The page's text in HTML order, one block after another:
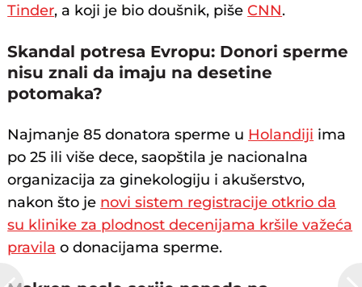
Tinder, a koji je bio doušnik, pišeCNN.
Skandal potresa Evropu: Donori sperme
nisu znali da imaju na desetine
potomaka?
Najmanje 85 donatora sperme u Holandiji ima
po 25 ili više dece, saopštila je nacionalna
organizacija za ginekologiju i akušerstvo,
nakon što je novi sistem registracije otkrio da
su klinike za plodnost decenijama kršile važeća
pravila o donacijama sperme.